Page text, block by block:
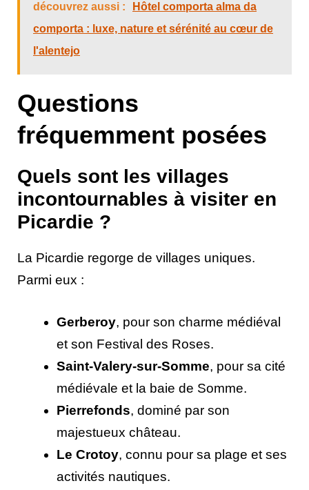
découvrez aussi :
Hôtel comporta alma da
comporta : luxe, nature et sérénité au cœur de
l'alentejo
Questions
fréquemment posées
Quels sont les villages
incontournables à visiter en
Picardie ?
La Picardie regorge de villages uniques.
Parmi eux :
Gerberoy, pour son charme médiéval
et son Festival des Roses.
Saint-Valery-sur-Somme, pour sa cité
médiévale et la baie de Somme.
Pierrefonds, dominé par son
majestueux château.
Le Crotoy, connu pour sa plage et ses
activités nautiques.